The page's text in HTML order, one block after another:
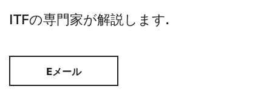
ITFの専門家が解説します.
Eメール